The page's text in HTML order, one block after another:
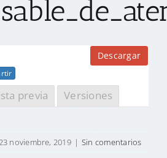
Descargar
previa Versiones
noviembre, 2019 | Sin comentarios